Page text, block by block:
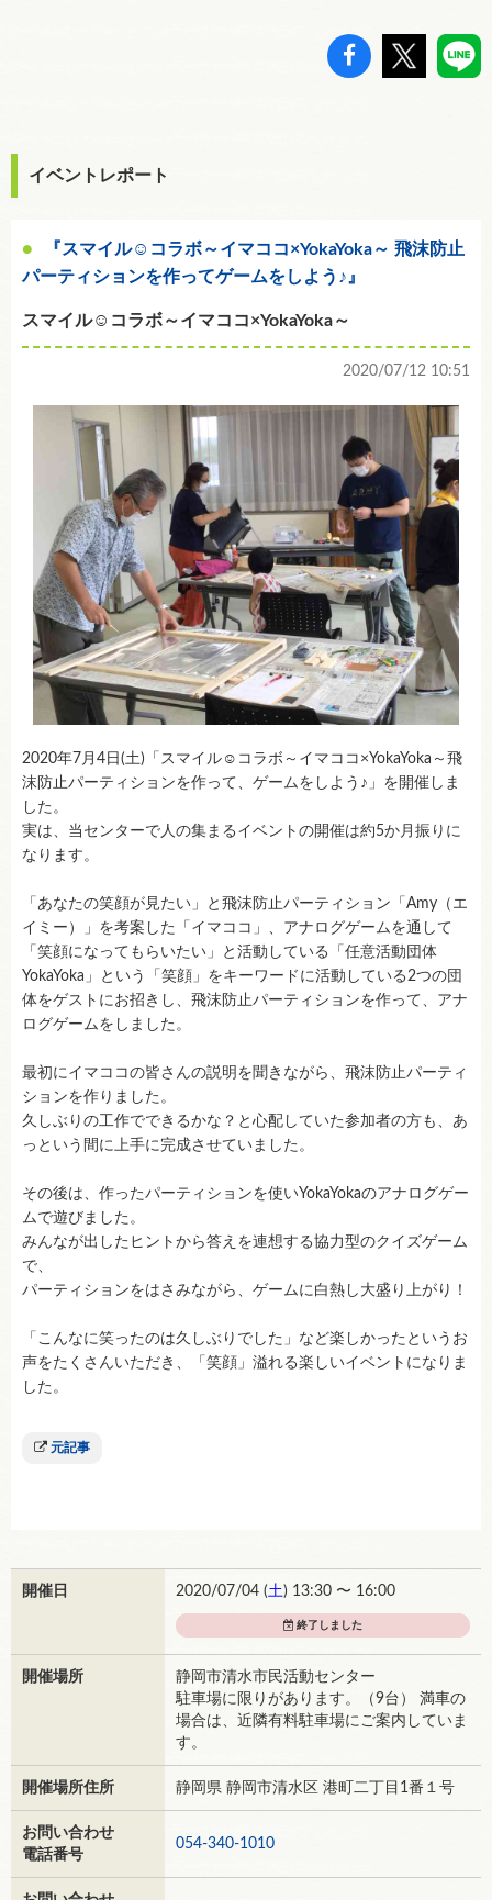
イベントレポート
『スマイル☺コラボ～イマココ×YokaYoka～ 飛沫防止
パーティションを作ってゲームをしよう♪』
スマイル☺コラボ～イマココ×YokaYoka～
2020/07/12 10:51
2020年7月4日(土)「スマイル☺コラボ～イマココ×YokaYoka～飛
沫防止パーティションを作って、ゲームをしよう♪」を開催しま
した。
実は、当センターで人の集まるイベントの開催は約5か月振りに
なります。
「あなたの笑顔が見たい」と飛沫防止パーティション「Amy（エ
イミー）」を考案した「イマココ」、アナログゲームを通して
「笑顔になってもらいたい」と活動している「任意活動団体
YokaYoka」という「笑顔」をキーワードに活動している2つの団
体をゲストにお招きし、飛沫防止パーティションを作って、アナ
ログゲームをしました。
最初にイマココの皆さんの説明を聞きながら、飛沫防止パーティ
ションを作りました。
久しぶりの工作でできるかな？と心配していた参加者の方も、あ
っという間に上手に完成させていました。
その後は、作ったパーティションを使いYokaYokaのアナログゲー
ムで遊びました。
みんなが出したヒントから答えを連想する協力型のクイズゲーム
で、
パーティションをはさみながら、ゲームに白熱し大盛り上がり！
「こんなに笑ったのは久しぶりでした」など楽しかったというお
声をたくさんいただき、「笑顔」溢れる楽しいイベントになりま
した。
元記事
開催日 2020/07/04 (土) 13:30 〜 16:00
終了しました
開催場所
静岡市清水市民活動センター
駐車場に限りがあります。（9台） 満車の
場合は、近隣有料駐車場にご案内していま
す。
開催場所住所 静岡県 静岡市清水区 港町二丁目1番１号
お問い合わせ
電話番号
054-340-1010